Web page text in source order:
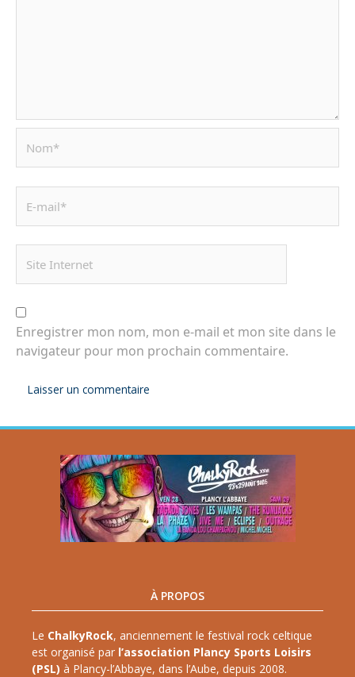
Enregistrer mon nom, mon e-mail et mon site dans le
navigateur pour mon prochain commentaire.
À PROPOS
Le ChalkyRock, anciennement le festival rock celtique
est organisé par l’association Plancy Sports Loisirs
(PSL) à Plancy-l’Abbaye, dans l’Aube, depuis 2008.